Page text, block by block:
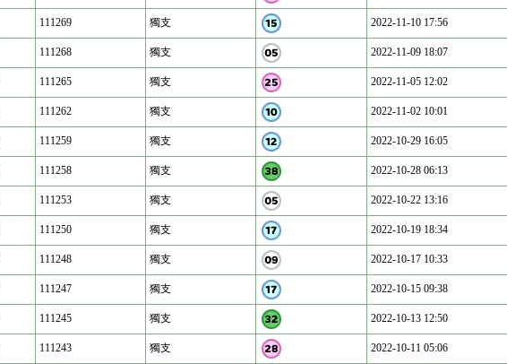
111269 獨支 2022-11-10 17:56
111268 獨支 2022-11-09 18:07
111265 獨支 2022-11-05 12:02
111262 獨支 2022-11-02 10:01
111259 獨支 2022-10-29 16:05
111258 獨支 2022-10-28 06:13
111253 獨支 2022-10-22 13:16
111250 獨支 2022-10-19 18:34
111248 獨支 2022-10-17 10:33
111247 獨支 2022-10-15 09:38
111245 獨支 2022-10-13 12:50
111243 獨支 2022-10-11 05:06